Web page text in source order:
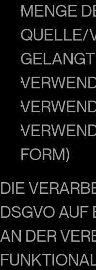
MENGE
QUELLE/
FORM)
DIE
SGVO AUF
N DER